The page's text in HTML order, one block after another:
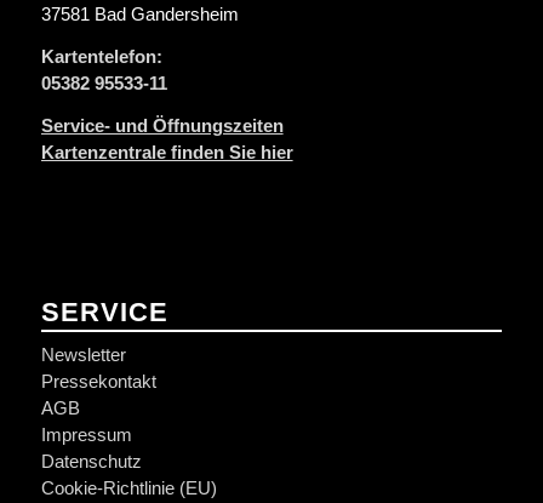
37581 Bad Gandersheim
Kartentelefon:
05382 95533-11
Service- und Öffnungszeiten
Kartenzentrale finden Sie hier
SERVICE
Newsletter
Pressekontakt
AGB
Impressum
Datenschutz
Cookie-Richtlinie (EU)